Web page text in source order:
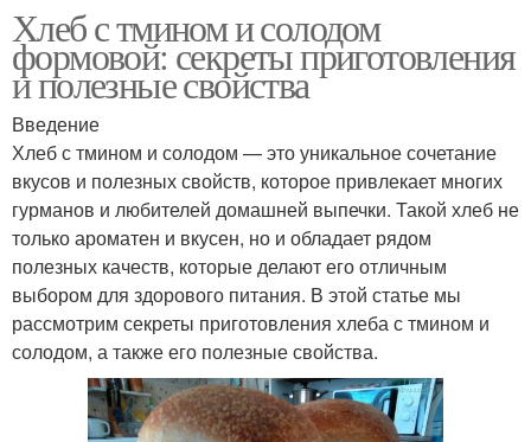
Хлеб с тмином и солодом
формовой: секреты приготовления
и полезные свойства
Введение
Хлеб с тмином и солодом — это уникальное сочетание
вкусов и полезных свойств, которое привлекает многих
гурманов и любителей домашней выпечки. Такой хлеб не
только ароматен и вкусен, но и обладает рядом
полезных качеств, которые делают его отличным
выбором для здорового питания. В этой статье мы
рассмотрим секреты приготовления хлеба с тмином и
солодом, а также его полезные свойства.